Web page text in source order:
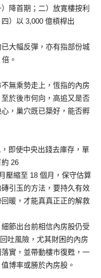
降首期；二）放寛樓按利
）以 3,000 億槓桿出
大幅反彈，亦有指部份城
。
無乘勢走上，恆指的內房
於後市何向，高追又是否
，巢穴既已築好，能否孵
即使中央出錢去庫存，單
26
壓縮至 18 個月，保守估算
引玉的方法，要持久有效
暖，才能真真正正的解救
節出台前相信內房股仍受
吐風險，尤其財困的內房
實，並帶動樓市復甦，一
博率或勝於內房股。